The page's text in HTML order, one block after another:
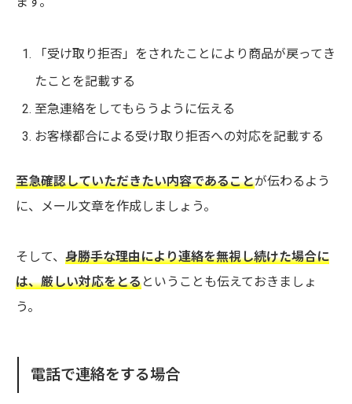
「受け取り拒否」をされたことにより商品が戻ってき
たことを記載する
至急連絡をしてもらうように伝える
お客様都合による受け取り拒否への対応を記載する
至急確認していただきたい内容であることが伝わるよう
に、メール文章を作成しましょう。
そして、 身勝手な理由により連絡を無視し続けた場合に
は、厳しい対応をとるということも伝えておきましょ
う。
電話で連絡をする場合